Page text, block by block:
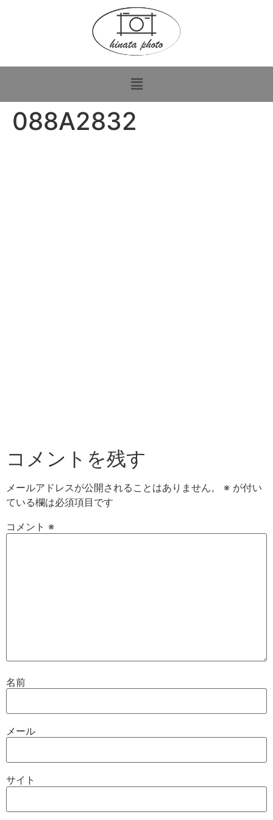
088A2832
コメントを残す
メールアドレスが公開されることはありません。 ※ が付い
ている欄は必須項目です
コメント ※
名前
メール
サイト